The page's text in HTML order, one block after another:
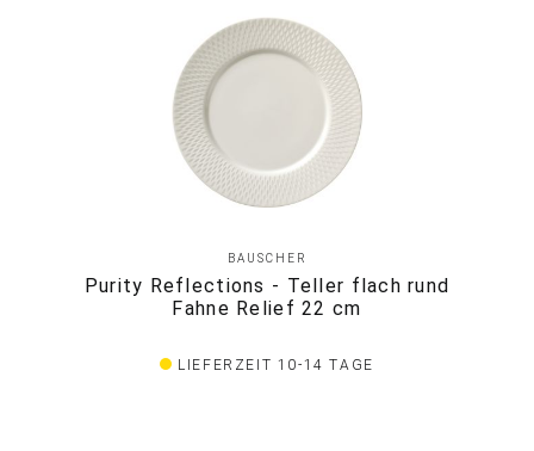
BAUSCHER
Purity Reflections - Teller flach rund
Fahne Relief 22 cm
LIEFERZEIT 10-14 TAGE